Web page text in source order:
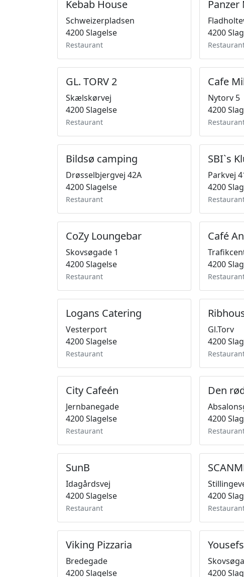
Kebab House
Schweizerpladsen
4200 Slagelse
Restaurant
Panzer
4200
GL. TORV 2
Skælskørvej
4200 Slagelse
Restaurant
Cafe
Nytorv 5
4200
Bildsø camping
Drøsselbjergvej 42A
4200 Slagelse
Restaurant
SBI`s
Parkvej
4200
CoZy Loungebar
Skovsøgade 1
4200 Slagelse
Restaurant
Café
4200
Logans Catering
Vesterport
4200 Slagelse
Restaurant
Gl.Torv
4200
City Cafeén
Jernbanegade
4200 Slagelse
Restaurant
Den
4200
SunB
Idagårdsvej
4200 Slagelse
Restaurant
4200
Viking Pizzaria
Bredegade
4200 Slagelse
4200